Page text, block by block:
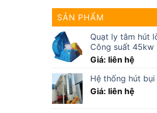
SẢN PHẨM
Quạt ly tâm hút
Công suất 45kw
Giá: liên hệ
Hệ thống hút bụi
Giá: liên hệ